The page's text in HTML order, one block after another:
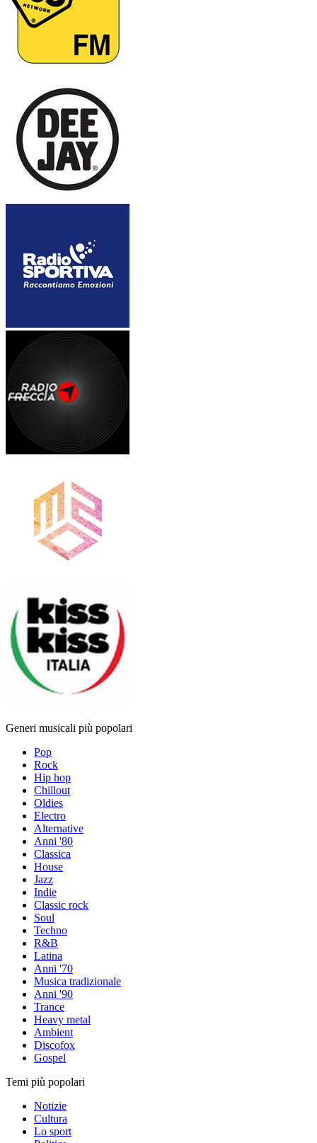
Generi musicali più popolari
Pop
Rock
Hip hop
Chillout
Oldies
Electro
Alternative
Anni '80
Classica
House
Jazz
Indie
Classic rock
Soul
Techno
R&B
Latina
Anni '70
Musica tradizionale
Anni '90
Trance
Heavy metal
Ambient
Discofox
Gospel
Temi più popolari
Notizie
Cultura
Lo sport